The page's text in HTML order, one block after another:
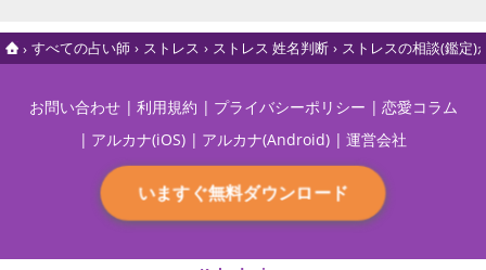
すべての占い師 ストレス ストレス 姓名判断 ストレスの相談(鑑定)
お問い合わせ 利用規約 プライバシーポリシー
恋愛コラム
アルカナ(iOS)
アルカナ(Android) 運営会社
いますぐ無料ダウンロード